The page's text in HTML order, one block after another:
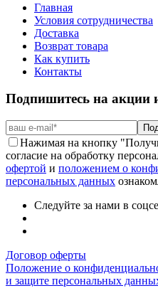
Главная
Условия сотрудничества
Доставка
Возврат товара
Как купить
Контакты
Подпишитесь на акции
Нажимая на кнопку
согласие на обработку
офертой и положением о
персональных данных
Следуйте за нами в
Договор оферты
Положение о
и защите персональных